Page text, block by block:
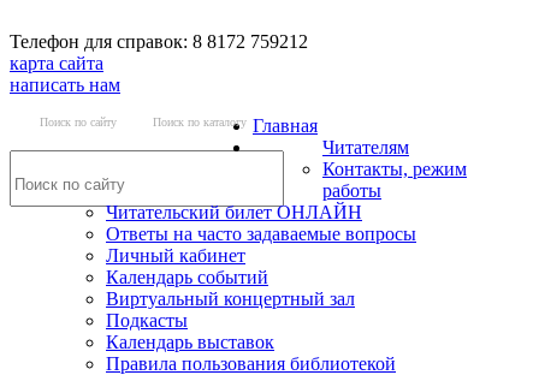
Телефон для справок: 8 8172 759212
карта сайта
написать нам
Поиск по сайту Поиск по каталогу Главная
Читателям
Контакты, режим
работы
Читательский билет ОНЛАЙН
Ответы на часто задаваемые вопросы
Личный кабинет
Календарь событий
Виртуальный концертный зал
Подкасты
Календарь выставок
Правила пользования библиотекой